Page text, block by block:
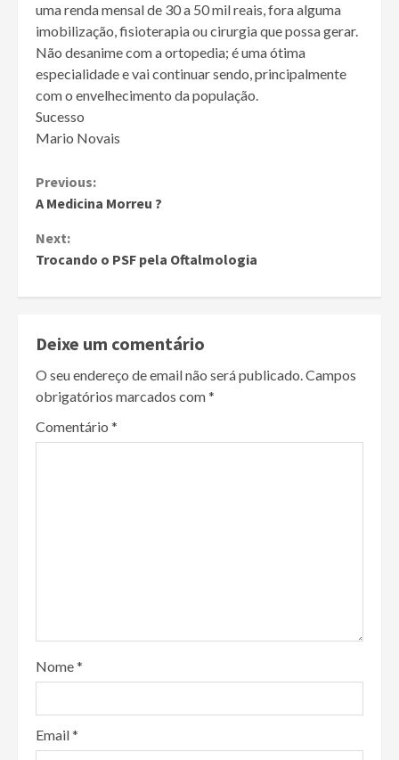
uma renda mensal de 30 a 50 mil reais, fora alguma
imobilização, fisioterapia ou cirurgia que possa gerar.
Não desanime com a ortopedia; é uma ótima
especialidade e vai continuar sendo, principalmente
com o envelhecimento da população.
Sucesso
Mario Novais
Continue
Previous:
A Medicina Morreu ?
Next:
Trocando o PSF pela Oftalmologia
Deixe um comentário
O seu endereço de email não será publicado.Campos
obrigatórios marcados com*
Comentário *
Nome*
Email*